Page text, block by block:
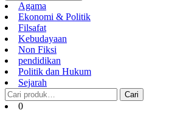
Agama
Ekonomi & Politik
Filsafat
Kebudayaan
Non Fiksi
pendidikan
Politik dan Hukum
Sejarah
Pencarian
untuk:
Cari
Cart0